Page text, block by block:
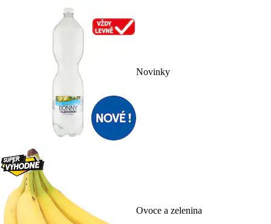
Novinky
Ovoce a zelenina